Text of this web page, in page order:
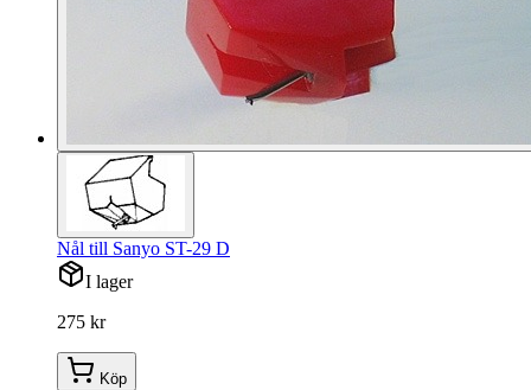
Nål till Sanyo ST-29 D
I lager
275 kr
Köp